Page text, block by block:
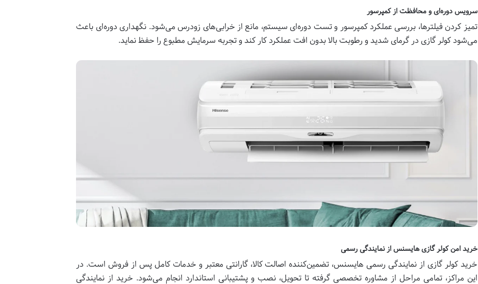
سرویس دوره‌ای و محافظت از کمپرسور
تمیز کردن فیلترها، بررسی عملکرد کمپرسور و تست دوره‌ای سیستم، مانع از خرابی‌های زودرس می‌شود. نگهداری دوره‌ای باعث
می‌شود کولر گازی در گرمای شدید و رطوبت بالا بدون افت عملکرد کار کند و تجربه سرمایش مطبوع را حفظ نماید.
خرید امن کولر گازی هایسنس از نمایندگی رسمی
خرید کولر گازی از نمایندگی رسمی هایسنس، تضمین‌کننده اصالت کالا، گارانتی معتبر و خدمات کامل پس از فروش است. در
این مراکز، تمامی مراحل از مشاوره تخصصی گرفته تا تحویل، نصب و پشتیبانی استاندارد انجام می‌شود. خرید از نمایندگی